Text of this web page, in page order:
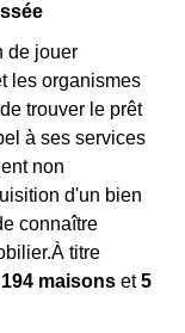
de jouer
les organismes
trouver le prêt
à ses services
non
d'un bien
connaître
titre
194 maisons et5